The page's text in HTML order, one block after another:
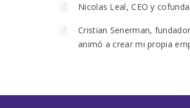
Nicolas Leal, CEO y
Cristian Senerman,
animó a crear mi propia